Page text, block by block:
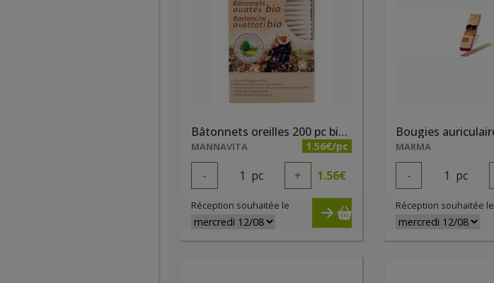
Bâtonnets oreilles 200 pc bio Bel Nature
MANNAVITA 1.56€/pc
- 1 pc + 1.56€
Réception souhaitée le
MARMA
- 1 pc
Réception souhaitée le